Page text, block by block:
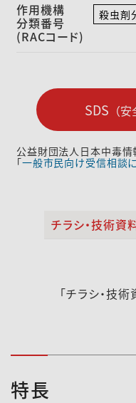
SDS （
公益財団法人日本中毒情
「一般市民向け受信相談
作用機構
分類番号
(RACコード)
殺虫剤
チラシ・技術資
「チラシ・技
特長